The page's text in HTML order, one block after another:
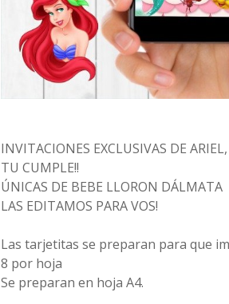
INVITACIONES EXCLUSIVAS DE
TU CUMPLE!!
ÚNICAS DE BEBE LLORON DÁLMATA
LAS EDITAMOS PARA VOS!
Las tarjetitas se preparan para que
8 por hoja
Se preparan en hoja A4.